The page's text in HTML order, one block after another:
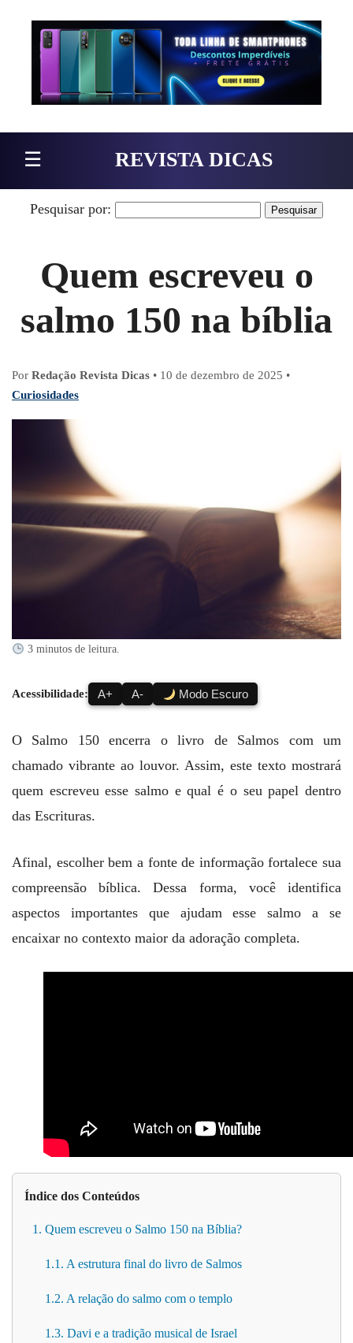
Pular para o conteúdo
☰ REVISTA DICAS
Pesquisar por:
Quem escreveu o
salmo 150 na bíblia
Por Redação Revista Dicas • 10 de dezembro de 2025 •
Curiosidades
3 minutos de leitura.
Acessibilidade: A+ A- Modo Escuro
O Salmo 150 encerra o livro de Salmos com um
chamado vibrante ao louvor. Assim, este texto mostrará
quem escreveu esse salmo e qual é o seu papel dentro
das Escrituras.
Afinal, escolher bem a fonte de informação fortalece sua
compreensão bíblica. Dessa forma, você identifica
aspectos importantes que ajudam esse salmo a se
encaixar no contexto maior da adoração completa.
Índice dos Conteúdos
1. Quem escreveu o Salmo 150 na Bíblia?
1.1. A estrutura final do livro de Salmos
1.2. A relação do salmo com o templo
1.3. Davi e a tradição musical de Israel